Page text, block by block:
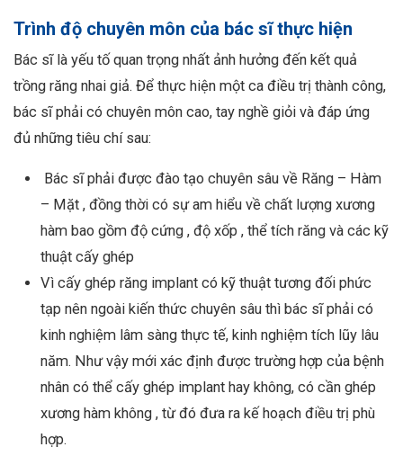
Trình độ chuyên môn của bác sĩ thực hiện
Bác sĩ là yếu tố quan trọng nhất ảnh hưởng đến kết quả
trồng răng nhai giả. Để thực hiện một ca điều trị thành công,
bác sĩ phải có chuyên môn cao, tay nghề giỏi và đáp ứng
đủ những tiêu chí sau:
Bác sĩ phải được đào tạo chuyên sâu về Răng – Hàm
– Mặt , đồng thời có sự am hiểu về chất lượng xương
hàm bao gồm độ cứng , độ xốp , thể tích răng và các kỹ
thuật cấy ghép
Vì cấy ghép răng implant có kỹ thuật tương đối phức
tạp nên ngoài kiến thức chuyên sâu thì bác sĩ phải có
kinh nghiệm lâm sàng thực tế, kinh nghiệm tích lũy lâu
năm. Như vậy mới xác định được trường hợp của bệnh
nhân có thể cấy ghép implant hay không, có cần ghép
xương hàm không , từ đó đưa ra kế hoạch điều trị phù
hợp.